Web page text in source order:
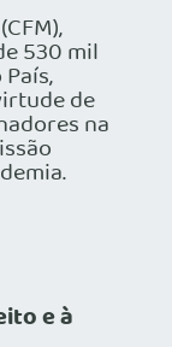
530 mil
de
na
e à